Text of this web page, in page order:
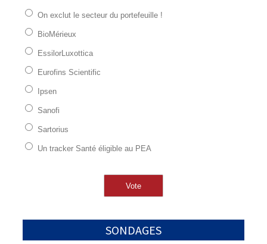
On exclut le secteur du portefeuille !
BioMérieux
EssilorLuxottica
Eurofins Scientific
Ipsen
Sanofi
Sartorius
Un tracker Santé éligible au PEA
SONDAGES